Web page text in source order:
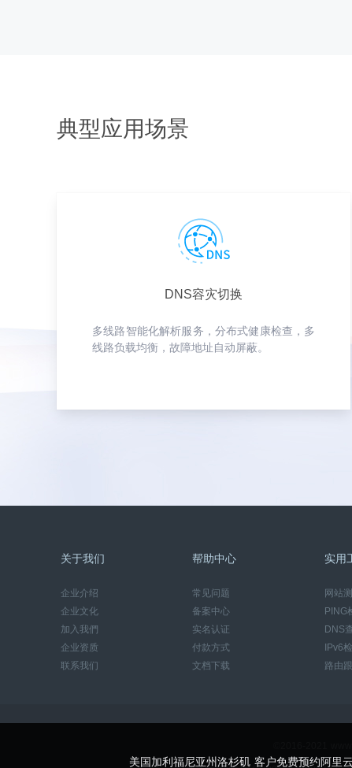
典型应用场景
DNS容灾切换
多线路智能化解析服务，分布式健康检查，多
线路负载均衡，故障地址自动屏蔽。
关于我们
企业介绍
企业文化
加入我們
企业资质
联系我们
帮助中心
常见问题
备案中心
实名认证
付款方式
文档下载
实用
网站
PING
DNS
IPv6
路由
©2016-2021
美国加利福尼亚州洛杉矶 客户免费预约阿里